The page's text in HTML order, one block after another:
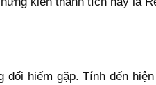
hiếm gặp. Tính đến